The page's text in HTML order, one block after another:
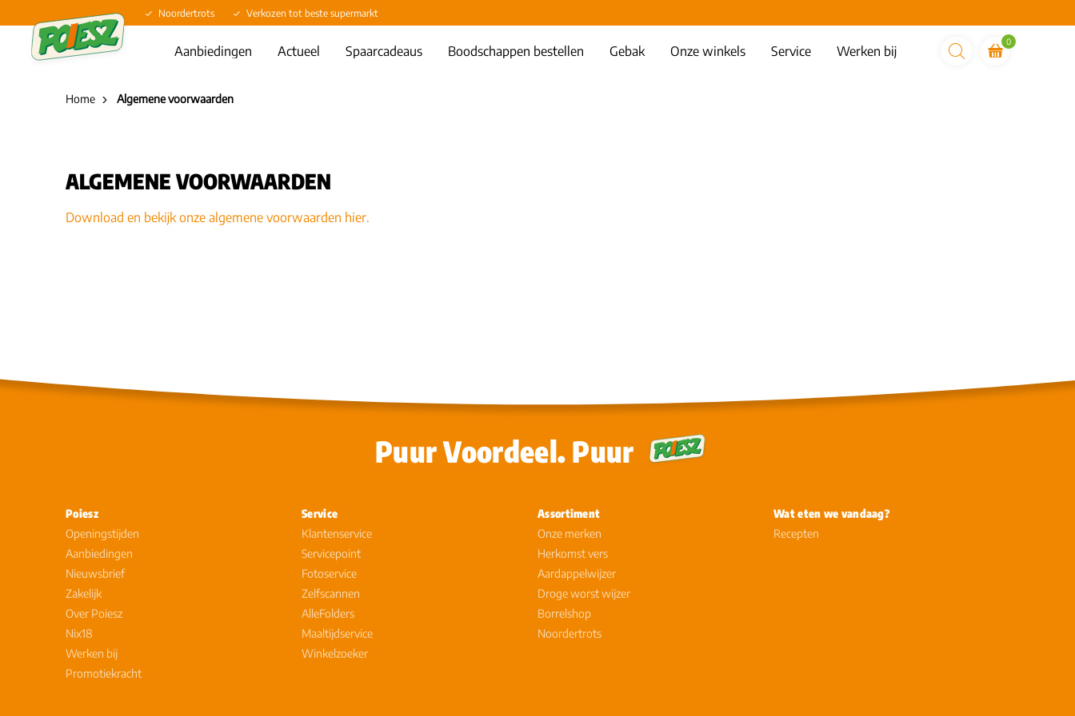
Noordertrots Verkozen tot beste supermarkt
Aanbiedingen Actueel Spaarcadeaus Boodschappen bestellen Gebak Onze winkels Service Werken bij
0
Home Algemene voorwaarden
ALGEMENE VOORWAARDEN
Download en bekijk onze algemene voorwaarden hier.
Puur Voordeel. Puur
Poiesz
Openingstijden
Aanbiedingen
Nieuwsbrief
Zakelijk
Over Poiesz
Nix18
Werken bij
Promotiekracht
Service
Klantenservice
Servicepoint
Fotoservice
Zelfscannen
AlleFolders
Maaltijdservice
Winkelzoeker
Assortiment
Onze merken
Herkomst vers
Aardappelwijzer
Droge worst wijzer
Borrelshop
Noordertrots
Wat eten we vandaag?
Recepten